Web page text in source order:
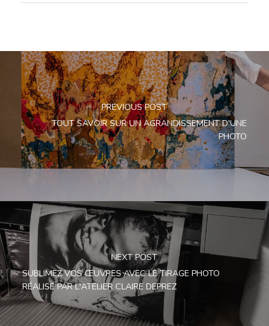
PREVIOUS POST
TOUT SAVOIR SUR UN AGRANDISSEMENT D'UNE
PHOTO
NEXT POST
SUBLIMEZ VOS ŒUVRES AVEC LE TIRAGE PHOTO
RÉALISÉ PAR L'ATELIER CLAIRE DEPREZ